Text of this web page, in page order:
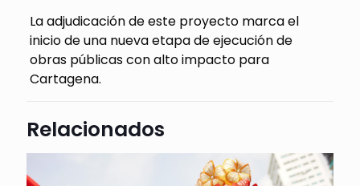
La adjudicación de este proyecto marca el
inicio de una nueva etapa de ejecución de
obras públicas con alto impacto para
Cartagena.
Relacionados